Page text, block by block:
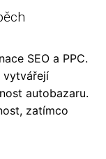
SEO a PPC.
vytvářejí
autobazaru.
zatímco